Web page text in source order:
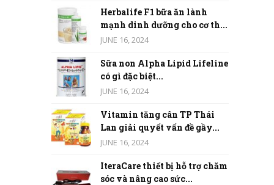
Herbalife F1 bữa ăn lành
mạnh dinh dưỡng cho cơ th...
JUNE 16, 2024
Sữa non Alpha Lipid Lifeline
có gì đặc biệt...
JUNE 16, 2024
Vitamin tăng cân TP Thái
Lan giải quyết vấn đề gầy...
JUNE 16, 2024
IteraCare thiết bị hỗ trợ chăm
sóc và nâng cao sức...